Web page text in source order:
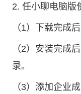
2. 任小聊电脑版
（1）下载完成
（2）安装完成
录。
（3）添加企业